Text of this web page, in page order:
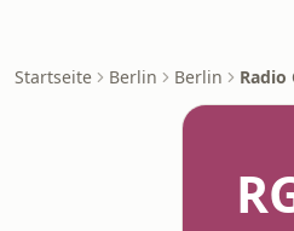
Startseite Berlin Berlin Radio